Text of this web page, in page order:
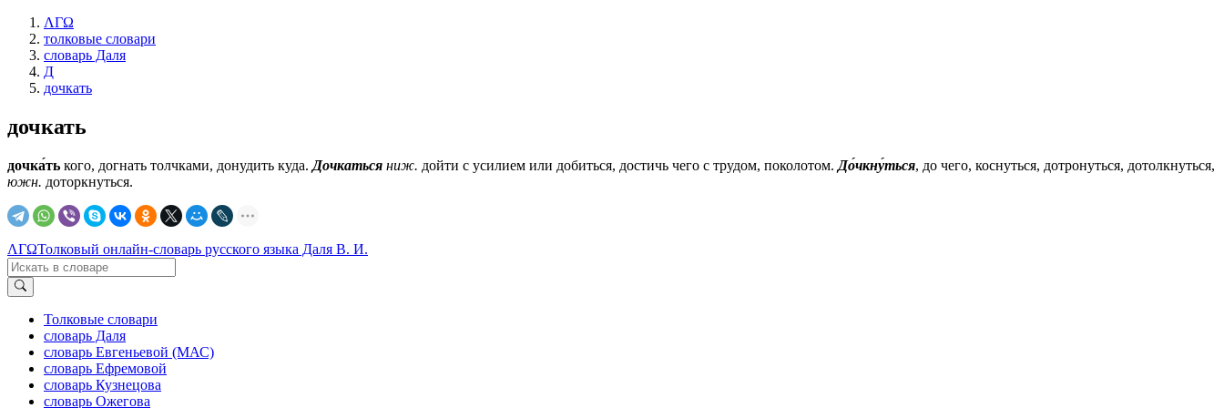
ΛΓΩ
толковые словари
словарь Даля
Д
дочкать
дочкать
дочка́ть кого, догнать толчками, донудить куда. Дочкаться ниж. дойти с усилием или добиться, достичь чего с трудом, поколотом. До́чкну́ться, до чего, коснуться, дотронуться, дотолкнуться,
южн. доторкнуться.
ΛΓΩТолковый онлайн-словарь русского языка Даля В. И.
Толковые словари
словарь Даля
словарь Евгеньевой (МАС)
словарь Ефремовой
словарь Кузнецова
словарь Ожегова